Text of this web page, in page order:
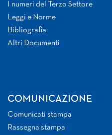
I numeri del Terzo Settore
Leggi e Norme
Bibliografia
Altri Documenti
COMUNICAZIONE
Comunicati stampa
Rassegna stampa